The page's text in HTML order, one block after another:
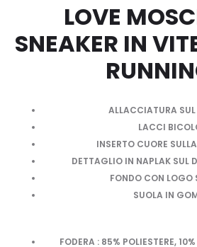
LOVE
SNEAKER IN
ALLACCIATURA
LACCI
INSERTO CUORE
DETTAGLIO IN NAPLAK SUL
FONDO CON LOGO
SUOLA IN
FODERA : 85% POLIESTERE,